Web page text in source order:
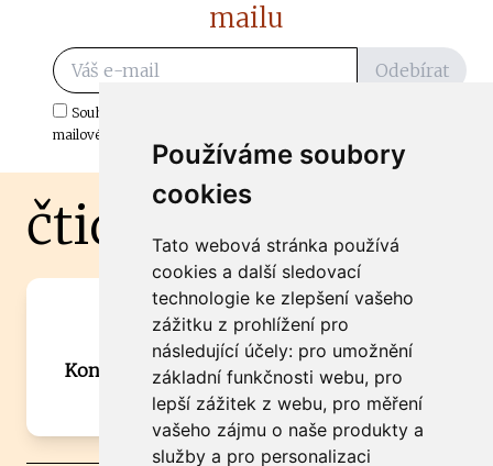
Používáme soubory
cookies
Tato webová stránka používá
cookies a další sledovací
technologie ke zlepšení vašeho
zážitku z prohlížení pro
následující účely: pro umožnění
základní funkčnosti webu, pro
lepší zážitek z webu, pro měření
vašeho zájmu o naše produkty a
služby a pro personalizaci
mailu
Odebírat
Souhlasím s odběrem důležitých zpráv ze ČtiDoma.cz do mé e-
mailové schránky.
čtidoma.cz
Máte zajímavou informaci? Chcete
spolupracovat?
Kontaktujte šéfredaktora Martina Chalupu:
chalupa@ctidoma.cz